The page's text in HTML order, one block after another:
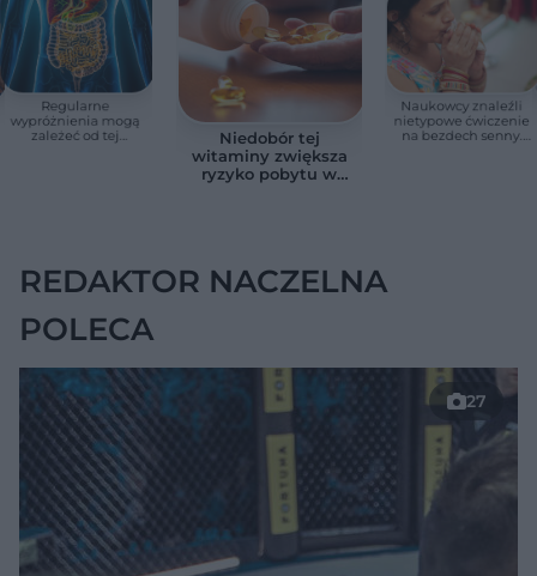
Regularne
wypróżnienia mogą
zależeć od tej
Niedobór tej
witaminy zwiększa
ryzyko pobytu w
Naukowcy znaleźli
nietypowe ćwiczenie
na bezdech senny.
REDAKTOR NACZELNA
POLECA
27